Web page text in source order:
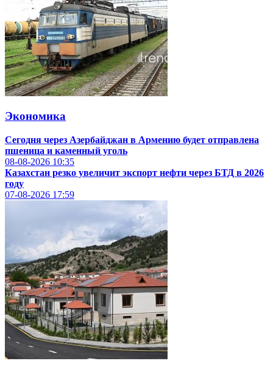
Экономика
Сегодня через Азербайджан в Армению будет отправлена
пшеница и каменный уголь
08-08-2026 10:35
Казахстан резко увеличит экспорт нефти через БТД в 2026
году
07-08-2026 17:59